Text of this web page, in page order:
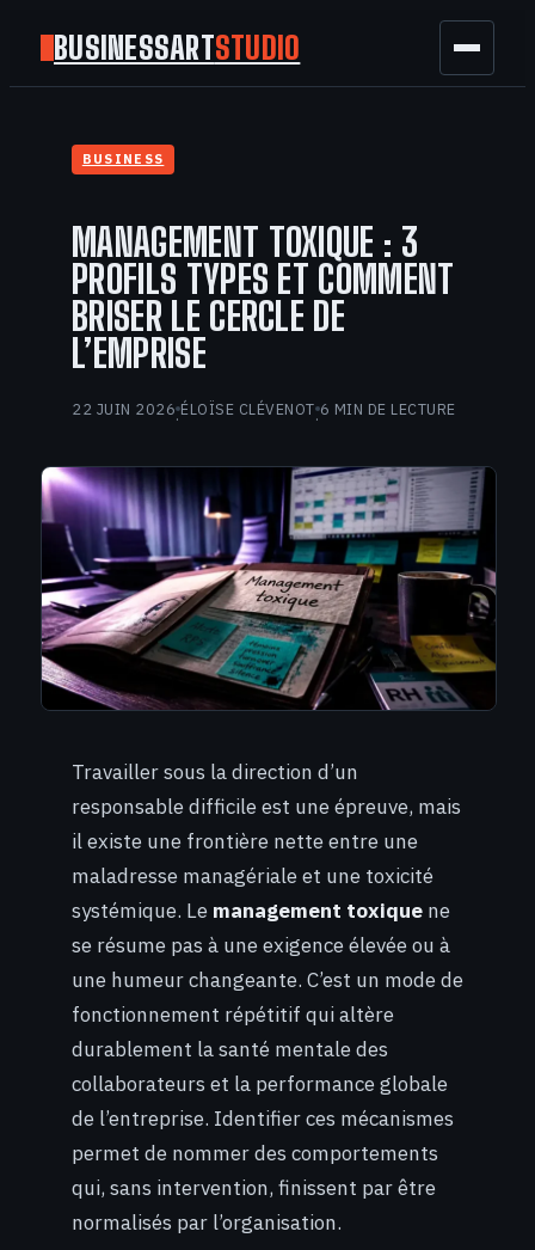
BUSINESSARTSTUDIO
FINANCE
TECH
BUSINESS
MANAGEMENT TOXIQUE : 3
PROFILS TYPES ET COMMENT
BRISER LE CERCLE DE
L’EMPRISE
22 JUIN 2026·ÉLOÏSE CLÉVENOT·6 MIN DE LECTURE
Travailler sous la direction d’un
responsable difficile est une épreuve, mais
il existe une frontière nette entre une
maladresse managériale et une toxicité
systémique. Le management toxique ne
se résume pas à une exigence élevée ou à
une humeur changeante. C’est un mode de
fonctionnement répétitif qui altère
durablement la santé mentale des
collaborateurs et la performance globale
de l’entreprise. Identifier ces mécanismes
permet de nommer des comportements
qui, sans intervention, finissent par être
normalisés par l’organisation.